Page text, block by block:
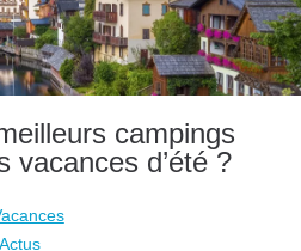
campings
vacances d’été ?
Actus